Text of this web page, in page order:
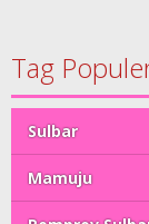
Tag
Sulbar
Mamuju